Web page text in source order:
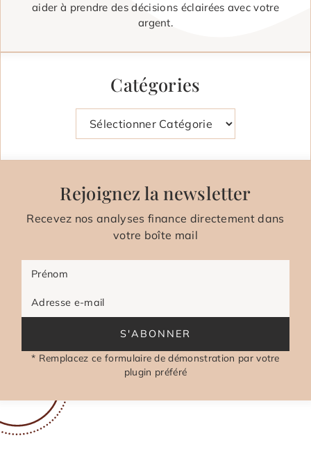
aider à prendre des décisions éclairées avec votre
argent.
Catégories
Catégories
Rejoignez la newsletter
Recevez nos analyses finance directement dans
votre boîte mail
Prénom
Adresse e-mail
S'ABONNER
* Remplacez ce formulaire de démonstration par votre
plugin préféré